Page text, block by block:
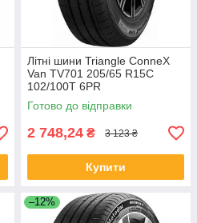
Літні шини Triangle ConneX
Van TV701 205/65 R15C
102/100T 6PR
Готово до відправки
2 748,24 ₴ 3 123 ₴
Купити
–12%